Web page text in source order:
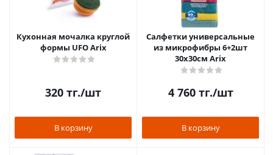
Кухонная мочалка круглой
формы UFO Arix
320 тг./шт
В корзину
Салфетки универсальные
из микрофибры 6+2шт
30х30см Arix
4 760тг./шт
В корзину